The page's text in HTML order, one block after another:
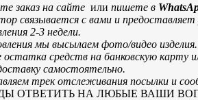
заказ на сайте или пишете в
связывается с вами и
2-3 недели.
мы высылаем фото/видео
остатка средств на банковскую
самостоятельно.
трек отслеживания посылки и
ОТВЕТИТЬ НА ЛЮБЫЕ ВАШИ